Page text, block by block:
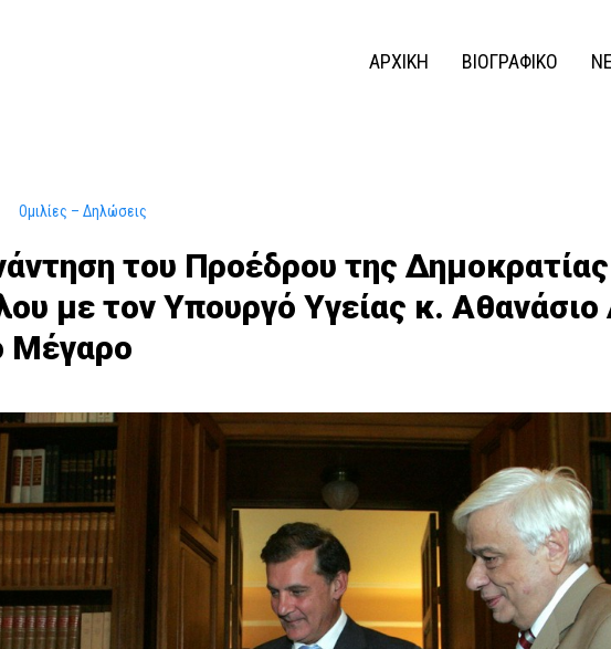
ΑΡΧΙΚΗ ΒΙΟΓΡΑΦΙΚΟ
Ομιλίες – Δηλώσεις
του Προέδρου της
με τον Υπουργό Υγείας κ.
Μέγαρο